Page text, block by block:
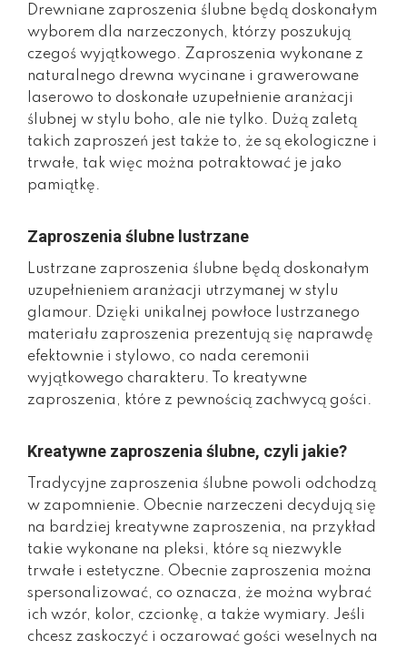
Drewniane zaproszenia ślubne będą doskonałym
wyborem dla narzeczonych, którzy poszukują
czegoś wyjątkowego. Zaproszenia wykonane z
naturalnego drewna wycinane i grawerowane
laserowo to doskonałe uzupełnienie aranżacji
ślubnej w stylu boho, ale nie tylko. Dużą zaletą
takich zaproszeń jest także to, że są ekologiczne i
trwałe, tak więc można potraktować je jako
pamiątkę.
Zaproszenia ślubne lustrzane
Lustrzane zaproszenia ślubne będą doskonałym
uzupełnieniem aranżacji utrzymanej w stylu
glamour. Dzięki unikalnej powłoce lustrzanego
materiału zaproszenia prezentują się naprawdę
efektownie i stylowo, co nada ceremonii
wyjątkowego charakteru. To kreatywne
zaproszenia, które z pewnością zachwycą gości.
Kreatywne zaproszenia ślubne, czyli jakie?
Tradycyjne zaproszenia ślubne powoli odchodzą
w zapomnienie. Obecnie narzeczeni decydują się
na bardziej kreatywne zaproszenia, na przykład
takie wykonane na pleksi, które są niezwykle
trwałe i estetyczne. Obecnie zaproszenia można
spersonalizować, co oznacza, że można wybrać
ich wzór, kolor, czcionkę, a także wymiary. Jeśli
chcesz zaskoczyć i oczarować gości weselnych na